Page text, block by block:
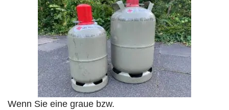
Wenn Sie eine graue bzw.